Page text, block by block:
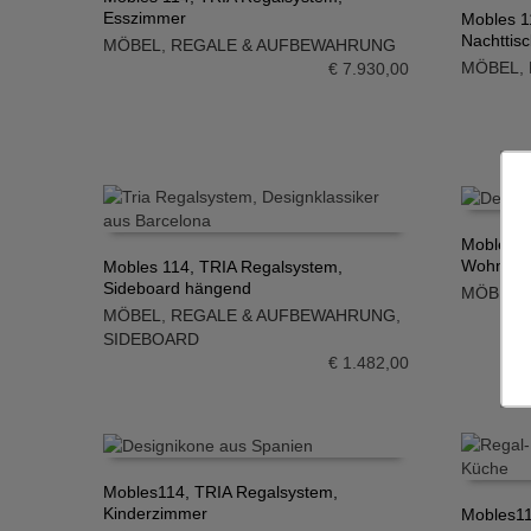
IN DEN WARENKORB
Esszimmer
MÖBEL, REGALE & AUFBEWAHRUNG
€7.930,00
IN DEN
Mobles
MÖBEL
IN DEN WARENKORB
Mobles 114, TRIA Regalsystem,
Sideboard hängend
MÖBEL
REGALE & AUFBEWAHRUNG
SIDEBOARD
€1.482,00
IN DEN
Mobles
MÖBEL
Mobles114, TRIA Regalsystem,
Kinderzimmer